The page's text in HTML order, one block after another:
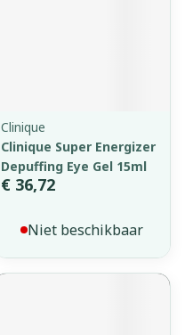
Clinique
Clinique Super Energizer
Depuffing Eye Gel 15ml
€ 36,72
Niet beschikbaar